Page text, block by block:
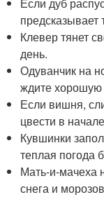
предсказывает
Клевер тянет
день.
Одуванчик на
ждите хорошую
Если вишня,
цвести в
Кувшинки
теплая погода
Мать-и-мачеха
снега и